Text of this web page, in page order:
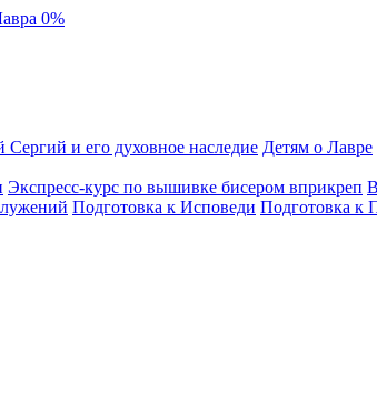
0%
и его духовное наследие Детям о Лавре
Экспресс-курс по вышивке бисером вприкреп
Подготовка к Исповеди Подготовка к